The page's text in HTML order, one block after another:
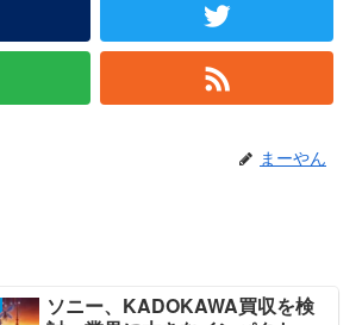
まーやん
ソニー、KADOKAWA買収を検